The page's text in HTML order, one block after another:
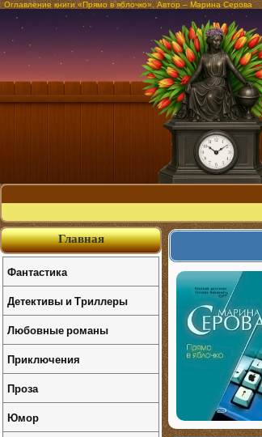
Оглавление книги «Прямо в яблочко». Автор – Марина Серова
Главная
Фантастика
Детективы и Триллеры
Любовные романы
Приключения
Проза
Юмор